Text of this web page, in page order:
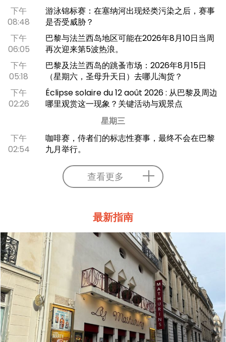
下午
08:48
游泳锦标赛：在塞纳河出现烃类污染之后，赛事
是否受威胁？
下午
06:05
巴黎与法兰西岛地区可能在2026年8月10日当周
再次迎来第5波热浪。
下午
05:18
巴黎及法兰西岛的跳蚤市场：2026年8月15日
（星期六，圣母升天日）去哪儿淘货？
下午
02:26
Éclipse solaire du 12 août 2026 : 从巴黎及周边
哪里观赏这一现象？关键活动与观景点
星期三
下午
02:54
咖啡赛，侍者们的标志性赛事，最终不会在巴黎
九月举行。
查看更多
最新指南